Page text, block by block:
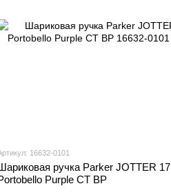
16632-0101
ручка Parker JOTTER 17
Purple CT BP